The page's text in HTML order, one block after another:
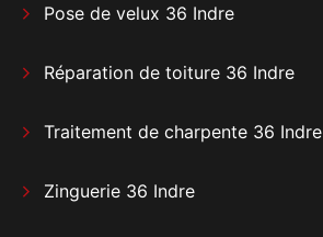
Pose de velux 36 Indre
Réparation de toiture 36 Indre
Traitement de charpente 36 Indre
Zinguerie 36 Indre